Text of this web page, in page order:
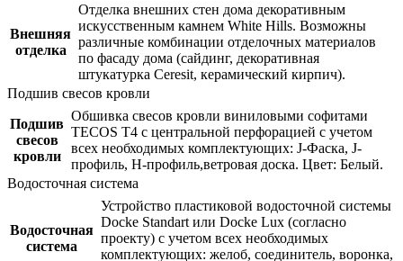
Внешняя
отделка
Отделка внешних стен дома декоративным
искусственным камнем White Hills. Возможны
различные комбинации отделочных материалов
по фасаду дома (сайдинг, декоративная
штукатурка Ceresit, керамический кирпич).
Подшив свесов кровли
Подшив
свесов
кровли
Обшивка свесов кровли виниловыми софитами
TECOS Т4 с центральной перфорацией с учетом
всех необходимых комплектующих: J-Фаска, J-
профиль, Н-профиль,ветровая доска. Цвет: Белый.
Водосточная система
Водосточная
система
Устройство пластиковой водосточной системы
Docke Standart или Docke Lux (согласно
проекту) с учетом всех необходимых
комплектующих: желоб, соединитель, воронка,